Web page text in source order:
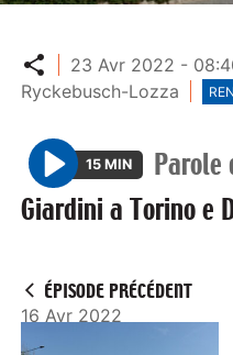
Partager
23 Avr 2022 -
Ryckebusch-Lozza
P
l
15 MIN
Giardini a Torino e
ÉPISODE PRÉCÉDENT
16 Avr 2022